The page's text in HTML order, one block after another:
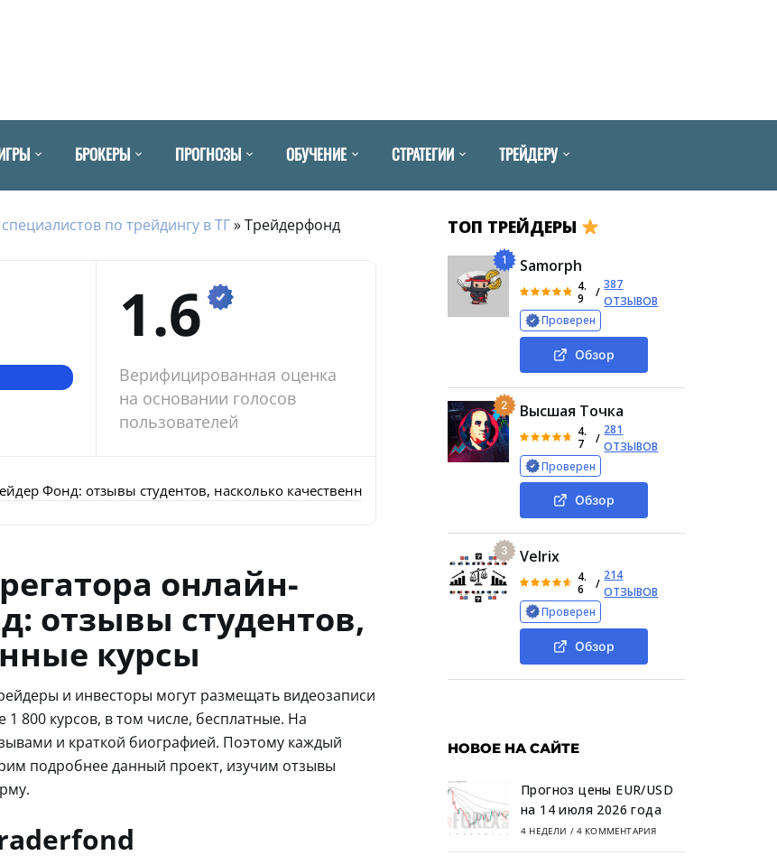
БРОКЕРЫ ПРОГНОЗЫ ОБУЧЕНИЕ СТРАТЕГИИ ТРЕЙДЕРУ
по трейдингу в ТГ»Трейдерфонд
1.6
Верифицированная оценка
на основании голосов
пользователей
Фонд: отзывы студентов, насколько качественные курсы Общая информация о Traderfond
онлайн-
отзывы студентов,
курсы
и инвесторы могут размещать видеозаписи
800 курсов, в том числе, бесплатные. На
и краткой биографией. Поэтому каждый
подробнее данный проект, изучим отзывы
ТОП ТРЕЙДЕРЫ
1 Samorph
4.
9
/
387
ОТЗЫВОВ
Проверен
Обзор
2 Высшая Точка
4.
7
/
281
ОТЗЫВОВ
Проверен
Обзор
3 Velrix
4.
6
/
214
ОТЗЫВОВ
Проверен
Обзор
НОВОЕ НА САЙТЕ
Прогноз цены EUR/USD
на 14 июля 2026 года
4 НЕДЕЛИ / 4 КОММЕНТАРИЯ